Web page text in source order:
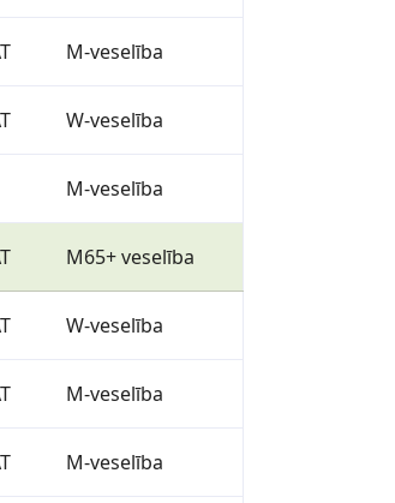
M-veselība
W-veselība
M-veselība
M65+ veselība
W-veselība
M-veselība
M-veselība